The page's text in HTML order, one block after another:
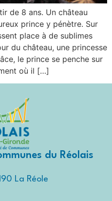
de 8 ans. Un château
prince y pénètre. Sur
place à de sublimes
du château, une princesse
le prince se penche sur
où il […]
du Réolais
La Réole